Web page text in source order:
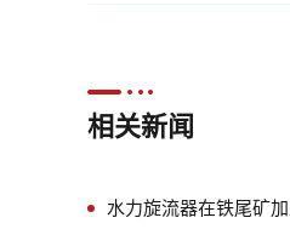
相关新闻
水力旋流器在铁尾矿